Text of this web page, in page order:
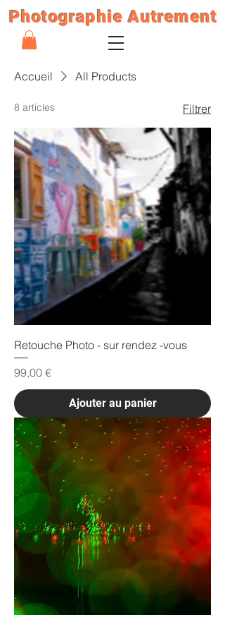
Photographie Autrement
Accueil All Products
8 articles Filtrer
Retouche Photo - sur rendez -vous
Prix
99,00 €
Ajouter au panier